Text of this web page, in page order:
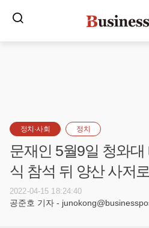
정치·사회 정치
문재인 5월9일 청와대
식 참석 뒤 양산 사저로
2022-04-15 18:24:40
공준호 기자 -